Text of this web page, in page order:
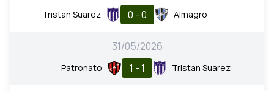
Tristan Suarez 0 - 0 Almagro
31/05/2026
Patronato 1 - 1 Tristan Suarez